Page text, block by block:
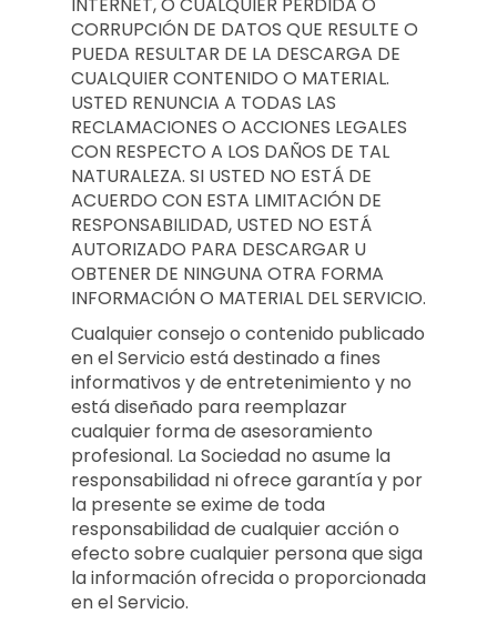
CORRUPCIÓN DE DATOS QUE RESULTE O
PUEDA RESULTAR DE LA DESCARGA DE
CUALQUIER CONTENIDO O MATERIAL.
USTED RENUNCIA A TODAS LAS
RECLAMACIONES O ACCIONES LEGALES
CON RESPECTO A LOS DAÑOS DE TAL
NATURALEZA. SI USTED NO ESTÁ DE
ACUERDO CON ESTA LIMITACIÓN DE
RESPONSABILIDAD, USTED NO ESTÁ
AUTORIZADO PARA DESCARGAR U
OBTENER DE NINGUNA OTRA FORMA
INFORMACIÓN O MATERIAL DEL SERVICIO.
Cualquier consejo o contenido publicado
en el Servicio está destinado a fines
informativos y de entretenimiento y no
está diseñado para reemplazar
cualquier forma de asesoramiento
profesional. La Sociedad no asume la
responsabilidad ni ofrece garantía y por
la presente se exime de toda
responsabilidad de cualquier acción o
efecto sobre cualquier persona que siga
la información ofrecida o proporcionada
en el Servicio.